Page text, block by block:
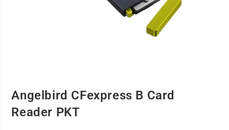
Angelbird CFexpress B Card
Reader PKT